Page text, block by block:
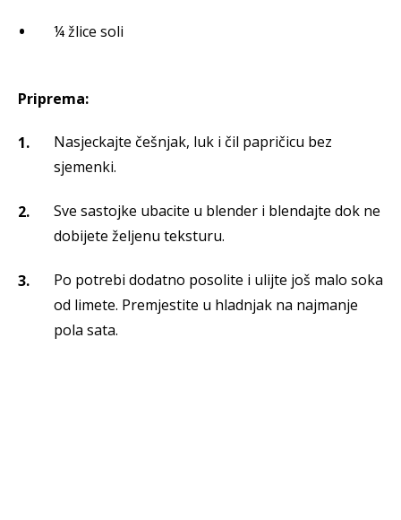
¼ žlice soli
Priprema:
Nasjeckajte češnjak, luk i čil papričicu bez
sjemenki.
Sve sastojke ubacite u blender i blendajte dok ne
dobijete željenu teksturu.
Po potrebi dodatno posolite i ulijte još malo soka
od limete. Premjestite u hladnjak na najmanje
pola sata.